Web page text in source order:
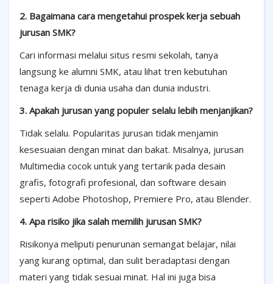
2. Bagaimana cara mengetahui prospek kerja sebuah
jurusan SMK?
Cari informasi melalui situs resmi sekolah, tanya
langsung ke alumni SMK, atau lihat tren kebutuhan
tenaga kerja di dunia usaha dan dunia industri.
3. Apakah jurusan yang populer selalu lebih menjanjikan?
Tidak selalu. Popularitas jurusan tidak menjamin
kesesuaian dengan minat dan bakat. Misalnya, jurusan
Multimedia cocok untuk yang tertarik pada desain
grafis, fotografi profesional, dan software desain
seperti Adobe Photoshop, Premiere Pro, atau Blender.
4. Apa risiko jika salah memilih jurusan SMK?
Risikonya meliputi penurunan semangat belajar, nilai
yang kurang optimal, dan sulit beradaptasi dengan
materi yang tidak sesuai minat. Hal ini juga bisa